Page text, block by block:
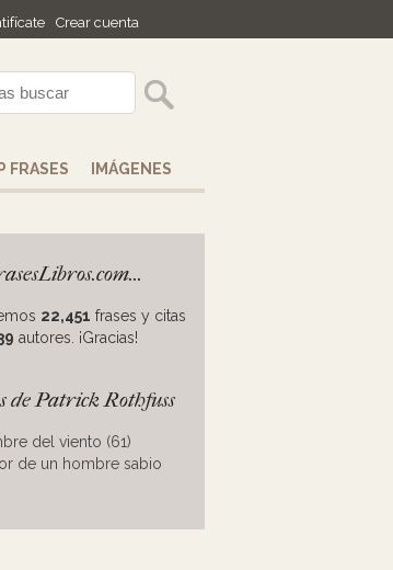
Crear cuenta
FRASES IMÁGENES
22,451 frases y citas
autores. ¡Gracias!
de Patrick Rothfuss
del viento (61)
de un hombre sabio